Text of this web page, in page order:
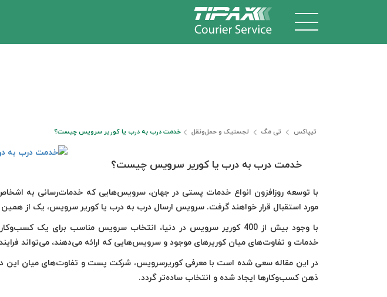
تیپاکس تی مگ لجستیک و حمل‎‌و‎نقل خدمت درب به درب یا کوریر سرویس چیست؟
خدمت درب به درب یا کوریر سرویس چیست؟
با توسعه روزافزون انواع خدمات پستی در جهان، سرویس‌هایی که خدمات‌رسانی به
مورد استقبال قرار خواهند گرفت. سرویس ارسال درب به درب یا کوریر سرویس، یک از
با وجود بیش از 400 کوریر سرویس در دنیا، انتخاب سرویس مناسب برای یک
خدمات و تفاوت‌های میان کوریرهای موجود و سرویس‌هایی که ارائه می‌دهند، می‌تواند
در این مقاله سعی شده است با معرفی کوریرسرویس، شرکت پست و تفاوت‌های میان این
ذهن کسب‌وکارها ایجاد شده و انتخاب ساده‌تر گردد.